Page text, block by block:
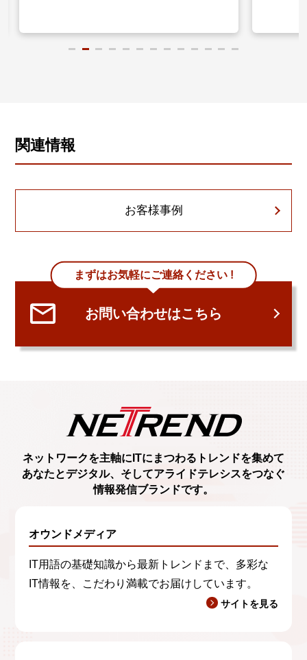
関連情報
お客様事例
まずはお気軽にご連絡ください !
お問い合わせはこちら
ネットワークを主軸に ITにまつわるトレンドを集めて
あなたとデジタル、 そしてアライドテレシスをつなぐ
情報発信ブランドです。
オウンドメディア
IT用語の基礎知識から最新トレンドまで、多彩な
IT情報を、こだわり満載でお届けしています。
サイトを見る